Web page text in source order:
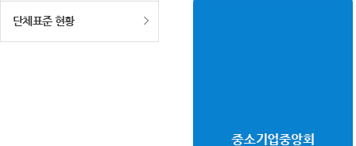
단체표준 현황